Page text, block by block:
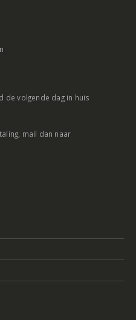
de volgende dag in huis
mail dan naar